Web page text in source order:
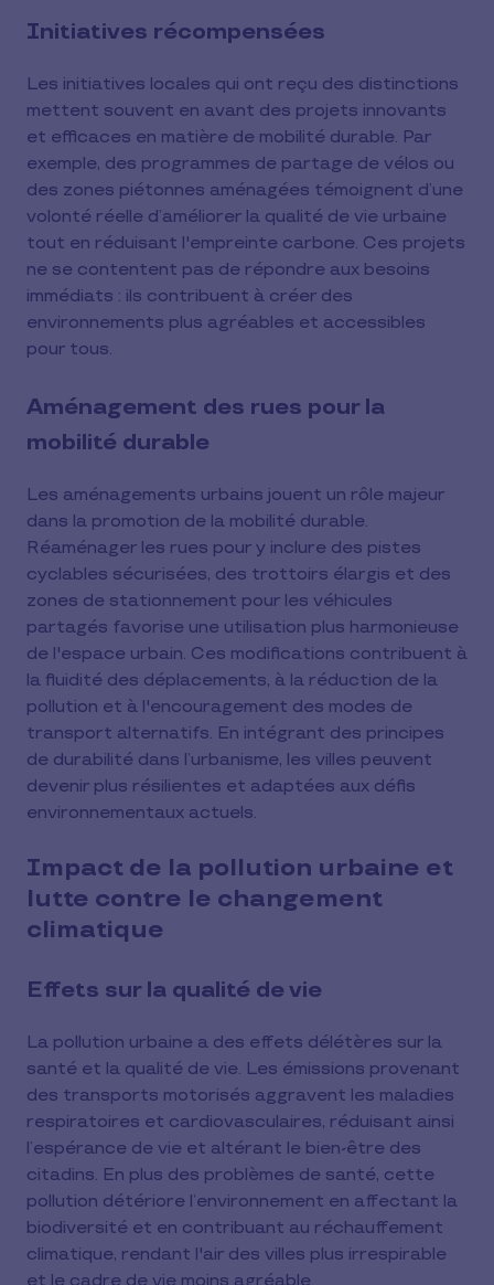
Initiatives récompensées
Les initiatives locales qui ont reçu des distinctions
mettent souvent en avant des projets innovants
et efficaces en matière de mobilité durable. Par
exemple, des programmes de partage de vélos ou
des zones piétonnes aménagées témoignent d’une
volonté réelle d’améliorer la qualité de vie urbaine
tout en réduisant l'empreinte carbone. Ces projets
ne se contentent pas de répondre aux besoins
immédiats : ils contribuent à créer des
environnements plus agréables et accessibles
pour tous.
Aménagement des rues pour la
mobilité durable
Les aménagements urbains jouent un rôle majeur
dans la promotion de la mobilité durable.
Réaménager les rues pour y inclure des pistes
cyclables sécurisées, des trottoirs élargis et des
zones de stationnement pour les véhicules
partagés favorise une utilisation plus harmonieuse
de l'espace urbain. Ces modifications contribuent à
la fluidité des déplacements, à la réduction de la
pollution et à l'encouragement des modes de
transport alternatifs. En intégrant des principes
de durabilité dans l’urbanisme, les villes peuvent
devenir plus résilientes et adaptées aux défis
environnementaux actuels.
Impact de la pollution urbaine et
lutte contre le changement
climatique
Effets sur la qualité de vie
La pollution urbaine a des effets délétères sur la
santé et la qualité de vie. Les émissions provenant
des transports motorisés aggravent les maladies
respiratoires et cardiovasculaires, réduisant ainsi
l’espérance de vie et altérant le bien-être des
citadins. En plus des problèmes de santé, cette
pollution détériore l’environnement en affectant la
biodiversité et en contribuant au réchauffement
climatique, rendant l'air des villes plus irrespirable